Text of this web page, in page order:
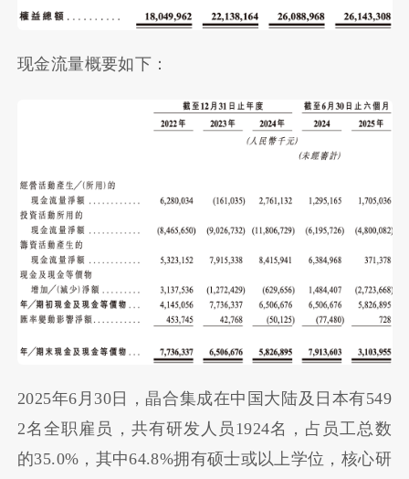
现金流量概要如下：
2025年6月30日，晶合集成在中国大陆及日本有549
2名全职雇员，共有研发人员1924名，占员工总数
的35.0%，其中64.8%拥有硕士或以上学位，核心研